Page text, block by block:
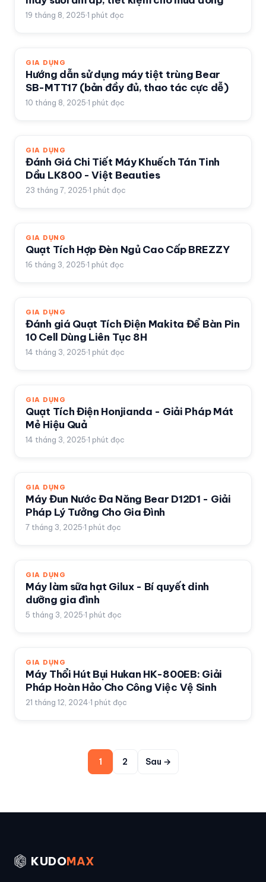
19 tháng 8, 2025 1 phút đọc
GIA DỤNG
Hướng dẫn sử dụng máy tiệt trùng Bear
SB-MTT17 (bản đầy đủ, thao tác cực dễ)
10 tháng 8, 2025 1 phút đọc
GIA DỤNG
Đánh Giá Chi Tiết Máy Khuếch Tán Tinh
Dầu LK800 - Việt Beauties
23 tháng 7, 2025 1 phút đọc
GIA DỤNG
Quạt Tích Hợp Đèn Ngủ Cao Cấp BREZZY
16 tháng 3, 2025 1 phút đọc
GIA DỤNG
Đánh giá Quạt Tích Điện Makita Để Bàn Pin
10 Cell Dùng Liên Tục 8H
14 tháng 3, 2025 1 phút đọc
GIA DỤNG
Quạt Tích Điện Honjianda - Giải Pháp Mát
Mẻ Hiệu Quả
14 tháng 3, 2025 1 phút đọc
GIA DỤNG
Máy Đun Nước Đa Năng Bear D12D1 - Giải
Pháp Lý Tưởng Cho Gia Đình
7 tháng 3, 2025 1 phút đọc
GIA DỤNG
Máy làm sữa hạt Gilux - Bí quyết dinh
dưỡng gia đình
5 tháng 3, 2025 1 phút đọc
GIA DỤNG
Máy Thổi Hút Bụi Hukan HK-800EB: Giải
Pháp Hoàn Hảo Cho Công Việc Vệ Sinh
21 tháng 12, 2024 1 phút đọc
1 2 Sau →
KUDOMAX